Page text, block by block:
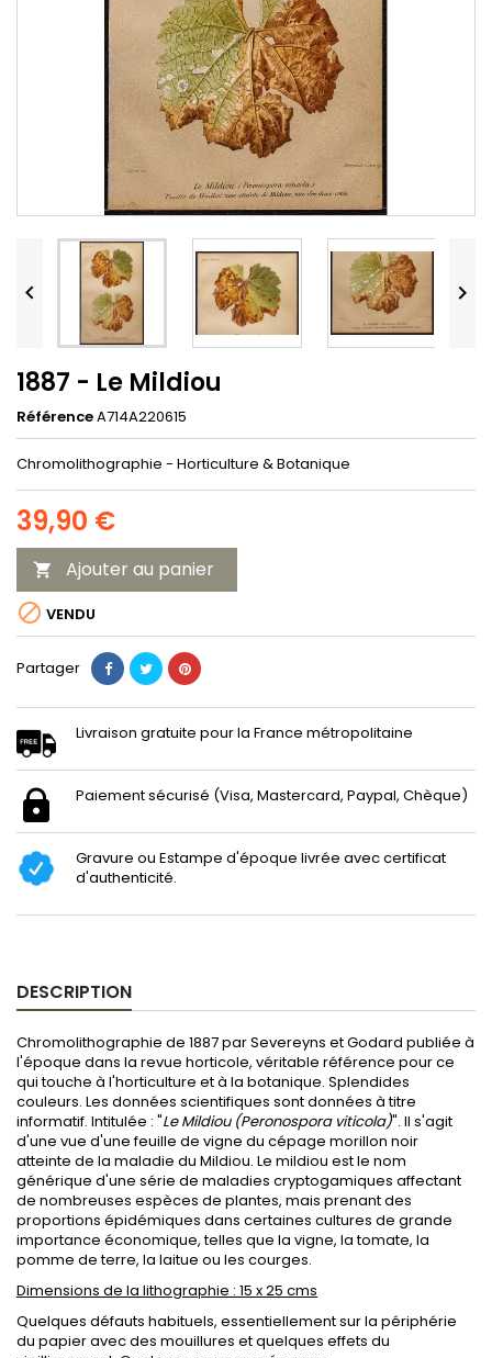
 
1887 - Le Mildiou
RéférenceA714A220615
Chromolithographie - Horticulture & Botanique
39,90 €
 Ajouter au panier
 VENDU
Partager
Livraison gratuite pour la France métropolitaine
Paiement sécurisé (Visa, Mastercard, Paypal, Chèque)
Gravure ou Estampe d'époque livrée avec certificat
d'authenticité.
DESCRIPTION
Chromolithographie de 1887 par Severeyns et Godard publiée à
l'époque dans la revue horticole, véritable référence pour ce
qui touche à l'horticulture et à la botanique. Splendides
couleurs. Les données scientifiques sont données à titre
informatif. Intitulée : "Le Mildiou (Peronospora viticola)". Il s'agit
d'une vue d'une feuille de vigne du cépage morillon noir
atteinte de la maladie du Mildiou. Le mildiou est le nom
générique d'une série de maladies cryptogamiques affectant
de nombreuses espèces de plantes, mais prenant des
proportions épidémiques dans certaines cultures de grande
importance économique, telles que la vigne, la tomate, la
pomme de terre, la laitue ou les courges.
Dimensions de la lithographie : 15 x 25 cms
Quelques défauts habituels, essentiellement sur la périphérie
du papier avec des mouillures et quelques effets du